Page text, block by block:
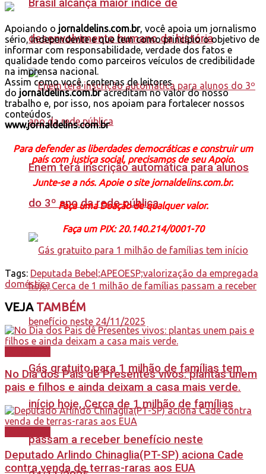
Brasil alcança maior índice de
desenvolvimento humano da história
Enem terá inscrição automática para alunos
do 3º ano da rede pública
Gás gratuito para 1 milhão de famílias tem
início hoje, Cerca de 1 milhão de famílias
passam a receber benefício neste
Apoiando o jornaldelins.com.br, você apoia um jornalismo
sério, independente e que tem como princípio o objetivo de
informar com responsabilidade, verdade dos fatos e
qualidade tendo como parceiros veículos de credibilidade
na imprensa nacional.
Assim como você, centenas de leitores
do jornaldelins.com.bracreditam no valor do nosso
trabalho e, por isso, nos apoiam para fortalecer nossos
conteúdos.
www.jornaldelins.com.br
Para defender as liberdades democráticas e construir um
país com justiça social, precisamos de seu Apoio.
Junte-se a nós. Apoie o site jornaldelins.com.br.
Faça uma Doação de qualquer valor.
Faça um PIX: 20.140.214/0001-70
Tags: Deputada Bebel;APEOESP;valorização da empregada
doméstica
VEJATAMBÉM
No Dia dos Pais dê Presentes vivos: plantas unem
pais e filhos e ainda deixam a casa mais verde.
Deputado Arlindo Chinaglia(PT-SP) aciona Cade
contra venda de terras-raras aos EUA